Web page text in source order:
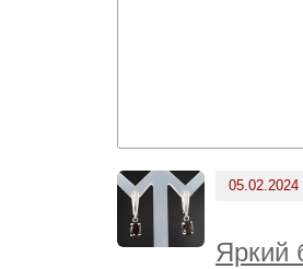
05.02.2024
Яркий